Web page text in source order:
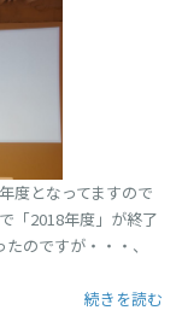
度となってますので
「2018年度」が終了
のですが・・・、
“2018年度の
続きを読む